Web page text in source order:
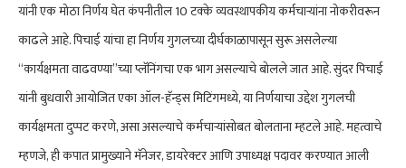
यांनी एक मोठा निर्णय घेत कंपनीतील 10 टक्के व्यवस्थापकीय कर्मचाऱ्यांना नोकरीवरून
काढले आहे. पिचाई यांचा हा निर्णय गुगलच्या दीर्घकाळापासून सुरू असलेल्या
“कार्यक्षमता वाढवण्या”च्या प्लॅनिंगचा एक भाग असल्याचे बोलले जात आहे. सुंदर पिचाई
यांनी बुधवारी आयोजित एका ऑल-हॅन्ड्स मिटिंगमध्ये, या निर्णयाचा उद्देश गुगलची
कार्यक्षमता दुप्पट करणे, असा असल्याचे कर्मचाऱ्यांसोबत बोलताना म्हटले आहे. महत्वाचे
म्हणजे, ही कपात प्रामुख्याने मॅनेजर, डायरेक्टर आणि उपाध्यक्ष पदावर करण्यात आली